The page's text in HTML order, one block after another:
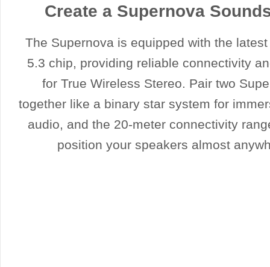
Create a Supernova
The Supernova is equipped with the
5.3 chip, providing reliable connectivity
for True Wireless Stereo. Pair two
together like a binary star system for
audio, and the 20-meter connectivity
position your speakers almost